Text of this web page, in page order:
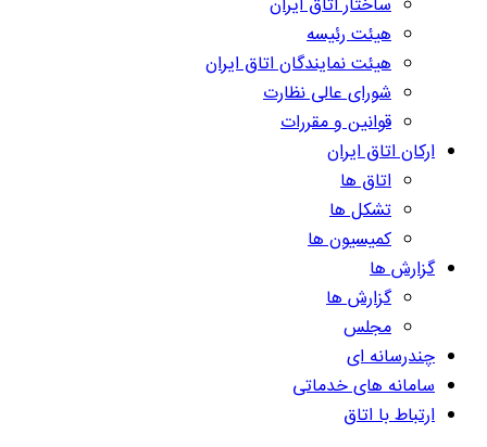
ساختار اتاق ایران
هیئت رئیسه
هیئت نمایندگان اتاق ایران
شورای عالی نظارت
قوانین و مقررات
ارکان اتاق ایران
اتاق ها
تشکل ها
کمیسیون ها
گزارش ها
گزارش ها
مجلس
چندرسانه ای
سامانه های خدماتی
ارتباط با اتاق